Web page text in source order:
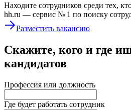
Находите сотрудников среди тех,
hh.ru — сервис № 1 по поиску
Разместить вакансию
Скажите, кого и где
кандидатов
Профессия или должность
Где будет работать сотрудник